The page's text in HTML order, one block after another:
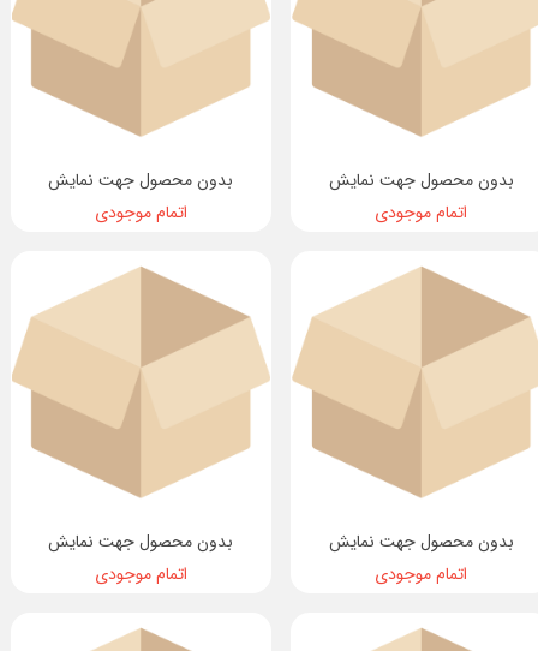
بدون محصول جهت نمایش
اتمام موجودی
بدون محصول جهت نمایش
اتمام موجودی
بدون محصول جهت نمایش
اتمام موجودی
بدون محصول جهت نمایش
اتمام موجودی